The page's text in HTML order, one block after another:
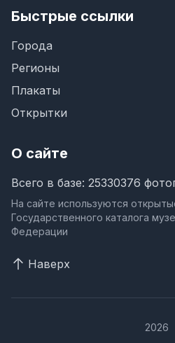
Быстрые ссылки
Города
Регионы
Плакаты
Открытки
О сайте
Всего в базе: 25330376
На сайте используются
Государственного каталога
Федерации
Наверх
2026